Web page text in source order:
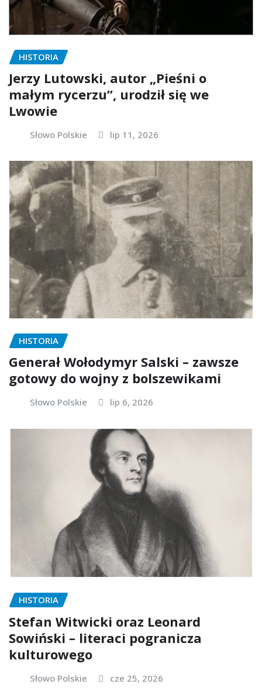
HISTORIA
Jerzy Lutowski, autor „Pieśni o
małym rycerzu”, urodził się we
Lwowie
Słowo Polskie lip 11, 2026
HISTORIA
Generał Wołodymyr Salski – zawsze
gotowy do wojny z bolszewikami
Słowo Polskie lip 6, 2026
HISTORIA
Stefan Witwicki oraz Leonard
Sowiński – literaci pogranicza
kulturowego
Słowo Polskie cze 25, 2026